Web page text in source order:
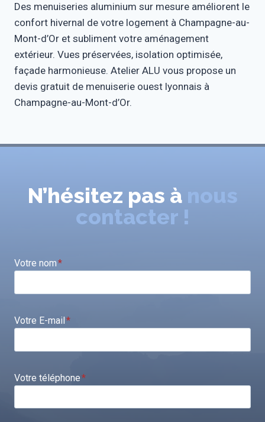
Des menuiseries aluminium sur mesure améliorent le
confort hivernal de votre logement à Champagne-au-
Mont-d’Or et subliment votre aménagement
extérieur. Vues préservées, isolation optimisée,
façade harmonieuse. Atelier ALU vous propose un
devis gratuit de menuiserie ouest lyonnais à
Champagne-au-Mont-d’Or.
N’hésitez pas à nous
contacter !
Votre nom*
Votre E-mail*
Votre téléphone*